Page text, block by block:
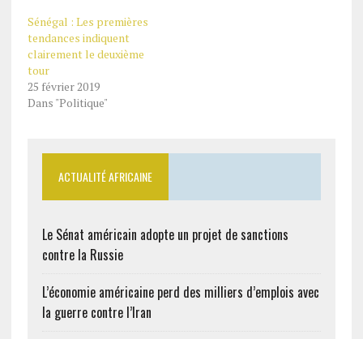
Sénégal : Les premières
tendances indiquent
clairement le deuxième
tour
25 février 2019
Dans "Politique"
ACTUALITÉ AFRICAINE
Le Sénat américain adopte un projet de sanctions
contre la Russie
L’économie américaine perd des milliers d’emplois avec
la guerre contre l’Iran